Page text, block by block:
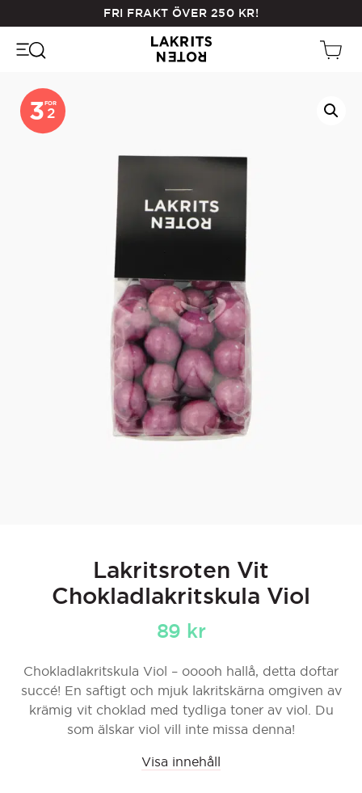
main
FRI FRAKT ÖVER 250 KR!
3FOR
2
Lakritsroten Vit
Chokladlakritskula Viol
89 kr
Chokladlakritskula Viol – ooooh hallå, detta doftar
succé! En saftigt och mjuk lakritskärna omgiven av
krämig vit choklad med tydliga toner av viol. Du
som älskar viol vill inte missa denna!
Visa innehåll